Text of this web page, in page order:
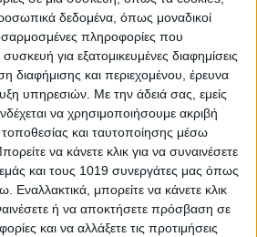
δεδομένα, όπως μοναδικοί
πληροφορίες που
για εξατομικευμένες διαφημίσεις
διαφήμισης και περιεχομένου, έρευνα
υπηρεσιών. Με την άδειά σας, εμείς
να χρησιμοποιήσουμε ακριβή
και ταυτοποίησης μέσω
να κάνετε κλικ για να συναινέσετε
και τους 1019 συνεργάτες μας όπως
Εναλλακτικά, μπορείτε να κάνετε κλικ
ή να αποκτήσετε πρόσβαση σε
και να αλλάξετε τις προτιμήσεις
μέσω προπληρωμένων και πιστωτικών
εξοφλήσεων οφειλών καρτών.
με υψηλού ύψους τραπεζικές
ηλεκτρονικές διασταυρώσεις. Στο
ελεύθεροι επαγγελματίες,
φυσικά πρόσωπα με μεγάλες κινήσεις